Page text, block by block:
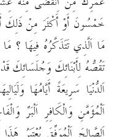
خَمْسُونَ أَوْ أَكْثَرَ مِنْ ذَلِكَ
مَا اَلَّذِي تَتَذَكَّرُهُ فِيهَا
تَقُصُّهُ لِأَبْنَائِكَ وَجُلَسَائِكَ
اَلدُّنْيَا سَرِيعَةً أَيَّامُهَا
اَلْمُؤَمَّنِ وَالْكَافِرِ اَلْبَرِّ